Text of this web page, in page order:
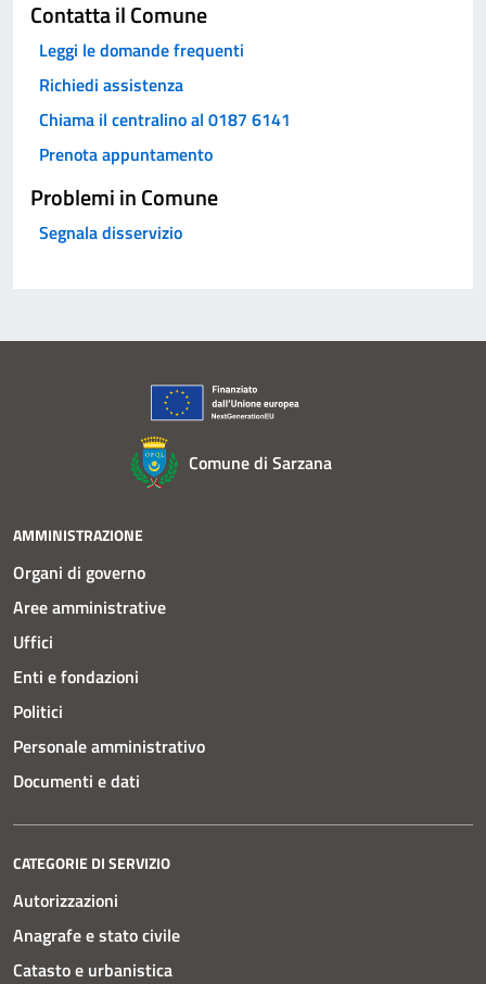
Contatta il Comune
Leggi le domande frequenti
Richiedi assistenza
Chiama il centralino al 0187 6141
Prenota appuntamento
Problemi in Comune
Segnala disservizio
Comune di Sarzana
AMMINISTRAZIONE
Organi di governo
Aree amministrative
Uffici
Enti e fondazioni
Politici
Personale amministrativo
Documenti e dati
CATEGORIE DI SERVIZIO
Autorizzazioni
Anagrafe e stato civile
Catasto e urbanistica